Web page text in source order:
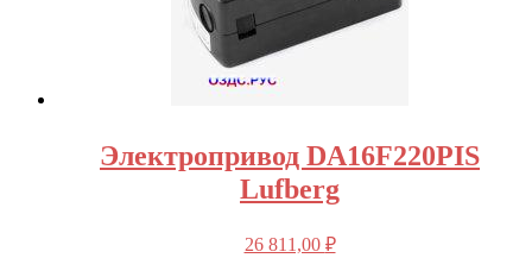
Электропривод DA16F220PIS
Lufberg
26 811,00 ₽